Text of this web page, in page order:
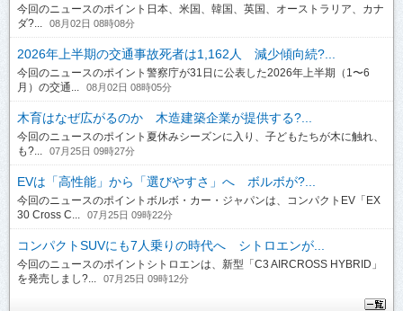
今回のニュースのポイント日本、米国、韓国、英国、オーストラリア、カナ
ダ?...
08月02日 08時08分
2026年上半期の交通事故死者は1,162人 減少傾向続?...
今回のニュースのポイント警察庁が31日に公表した2026年上半期（1〜6
月）の交通...
08月02日 08時05分
木育はなぜ広がるのか 木造建築企業が提供する?...
今回のニュースのポイント夏休みシーズンに入り、子どもたちが木に触れ、
も?...
07月25日 09時27分
EVは「高性能」から「選びやすさ」へ ボルボが?...
今回のニュースのポイントボルボ・カー・ジャパンは、コンパクトEV「EX
30 Cross C...
07月25日 09時22分
コンパクトSUVにも7人乗りの時代へ シトロエンが...
今回のニュースのポイントシトロエンは、新型「C3 AIRCROSS HYBRID」
を発売しまし?...
07月25日 09時12分